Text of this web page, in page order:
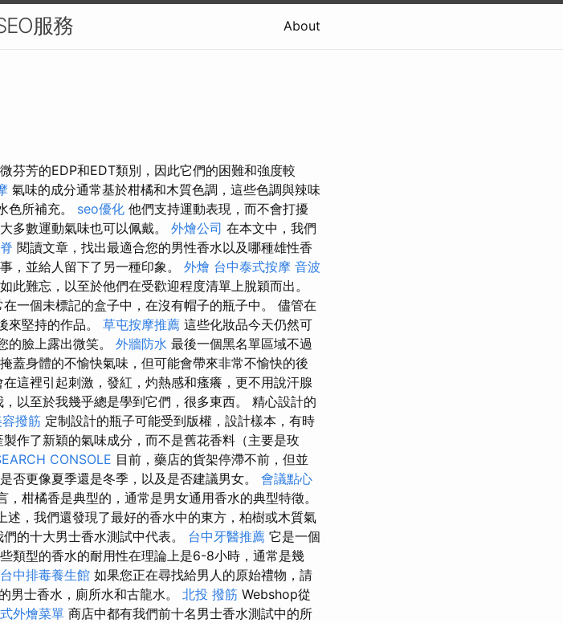
服務 About
芬芳的EDP和EDT類別，因此它們的困難和強度較
氣味的成分通常基於柑橘和木質色調，這些色調與辣味
色所補充。 seo優化 他們支持運動表現，而不會打擾
多數運動氣味也可以佩戴。 外燴公司 在本文中，我們
閱讀文章，找出最適合您的男性香水以及哪種雄性香
，並給人留下了另一種印象。 外燴 台中泰式按摩 音波
此難忘，以至於他們在受歡迎程度清單上脫穎而出。
一個未標記的盒子中，在沒有帽子的瓶子中。 儘管在
來堅持的作品。 草屯按摩推薦 這些化妝品今天仍然可
的臉上露出微笑。 外牆防水 最後一個黑名單區域不過
蓋身體的不愉快氣味，但可能會帶來非常不愉快的後
這裡引起刺激，發紅，灼熱感和瘙癢，更不用說汗腺
以至於我幾乎總是學到它們，很多東西。 精心設計的
容撥筋 定制設計的瓶子可能受到版權，設計樣本，有時
作了新穎的氣味成分，而不是舊花香料（主要是玫
CONSOLE 目前，藥店的貨架停滯不前，但並
否更像夏季還是冬季，以及是否建議男女。 會議點心
柑橘香是典型的，通常是男女通用香水的典型特徵。
述，我們還發現了最好的香水中的東方，柏樹或木質氣
的十大男士香水測試中代表。 台中牙醫推薦 它是一個
類型的香水的耐用性在理論上是6-8小時，通常是幾
台中排毒養生館 如果您正在尋找給男人的原始禮物，請
男士香水，廁所水和古龍水。 北投 撥筋 Webshop從
外燴菜單 商店中都有我們前十名男士香水測試中的所